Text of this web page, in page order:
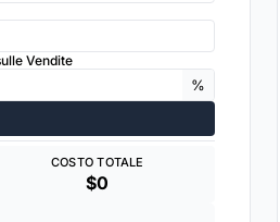
Vendite
%
COSTO TOTALE
$0